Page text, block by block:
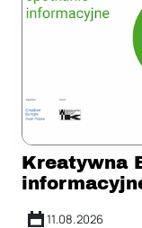
Kreatywna
11.08.2026